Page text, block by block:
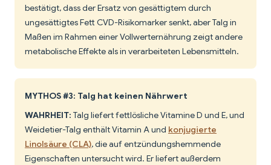
bestätigt, dass der Ersatz von gesättigtem durch
ungesättigtes Fett CVD-Risikomarker senkt, aber Talg in
Maßen im Rahmen einer Vollwerternährung zeigt andere
metabolische Effekte als in verarbeiteten Lebensmitteln.
MYTHOS #3: Talg hat keinen Nährwert
WAHRHEIT: Talg liefert fettlösliche Vitamine D und E, und
Weidetier-Talg enthält Vitamin A und konjugierte
Linolsäure (CLA), die auf entzündungshemmende
Eigenschaften untersucht wird. Er liefert außerdem